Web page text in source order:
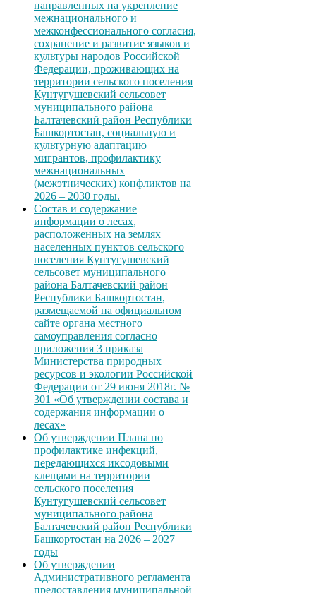
направленных на укрепление
межнационального и
межконфессионального согласия,
сохранение и развитие языков и
культуры народов Российской
Федерации, проживающих на
территории сельского поселения
Кунтугушевский сельсовет
муниципального района
Балтачевский район Республики
Башкортостан, социальную и
культурную адаптацию
мигрантов, профилактику
межнациональных
(межэтнических) конфликтов на
2026 – 2030 годы.
Состав и содержание
информации о лесах,
расположенных на землях
населенных пунктов сельского
поселения Кунтугушевский
сельсовет муниципального
района Балтачевский район
Республики Башкортостан,
размещаемой на официальном
сайте органа местного
самоуправления согласно
приложения 3 приказа
Министерства природных
ресурсов и экологии Российской
Федерации от 29 июня 2018г. №
301 «Об утверждении состава и
содержания информации о
лесах»
Об утверждении Плана по
профилактике инфекций,
передающихся иксодовыми
клещами на территории
сельского поселения
Кунтугушевский сельсовет
муниципального района
Балтачевский район Республики
Башкортостан на 2026 – 2027
годы
Об утверждении
Административного регламента
предоставления муниципальной